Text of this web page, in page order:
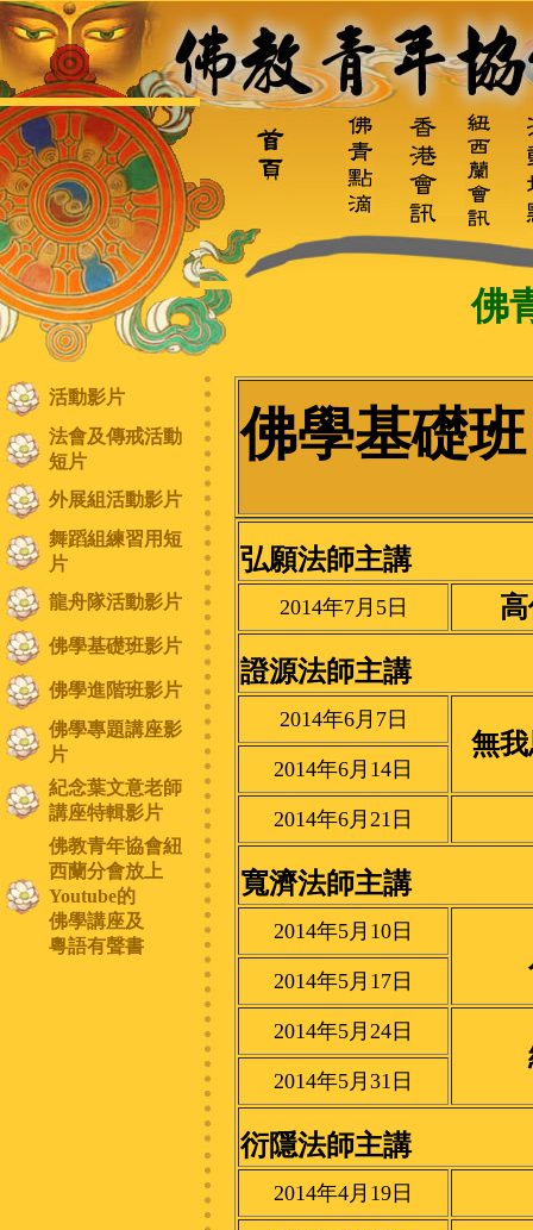
佛
活動影片
法會及傳戒活動
短片
外展組活動影片
舞蹈組練習用短
片
龍舟隊活動影片
佛學基礎班影片
佛學進階班影片
佛學專題講座影
片
紀念葉文意老師
講座特輯影片
佛教青年協會紐
西蘭分會放上
Youtube的
佛學講座及
粵語有聲書
佛學基礎
弘願法師主講
2014年7月5日
證源法師主講
2014年6月7日
無
2014年6月14日
2014年6月21日
寬濟法師主講
2014年5月10日
2014年5月17日
2014年5月24日
2014年5月31日
衍隱法師主講
2014年4月19日